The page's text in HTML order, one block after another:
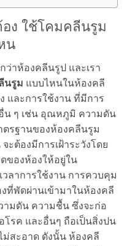
ง ใช้โคมคลีนรูม
น
ว่าห้องคลีนรูป และเรา
นรูม แบบไหนในห้องคลี
และการใช้งาน ที่มีการ
น ๆ เช่น อุณหภูมิ ความดัน
ตรฐานของห้องคลีนรูม
ต้องมีการเฝ้าระวังโดย
ของห้องให้อยู่ใน
ลาการใช้งาน การควบคุม
ที่พัดผ่านเข้ามาในห้องคลี
มดัน ความชื้น ซึ่งจะก่อ
โรค และอื่นๆ ถือเป็นสิ่งปน
ม่สะอาด ดังนั้น ห้องคลี